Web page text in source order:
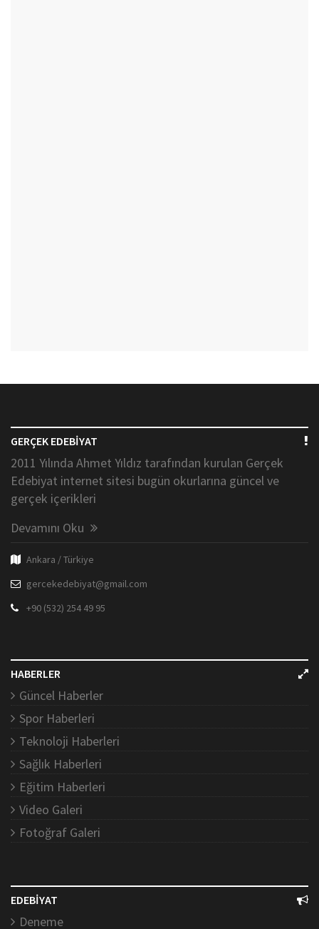
GERÇEK EDEBİYAT
2011 Yılında Ahmet Yıldız tarafından kurulan Gerçek
Edebiyat internet sitesi bugün okurlarına güncel ve
gerçek içerikleri
Devamını Oku
Ankara / Türkiye
gercekedebiyat@gmail.com
+90 (532) 254 49 95
HABERLER
Güncel Haberler
Spor Haberleri
Teknoloji Haberleri
Sağlık Haberleri
Eğitim Haberleri
Video Galeri
Fotoğraf Galeri
EDEBİYAT
Deneme